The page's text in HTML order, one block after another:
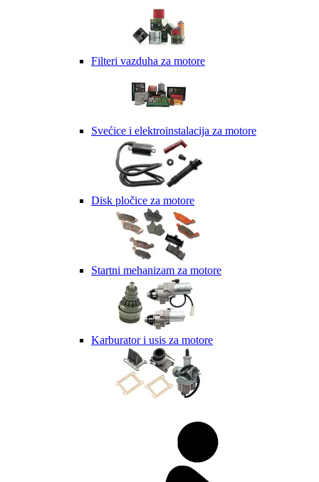
Filteri vazduha za motore
Svećice i elektroinstalacija za motore
Disk pločice za motore
Startni mehanizam za motore
Karburator i usis za motore